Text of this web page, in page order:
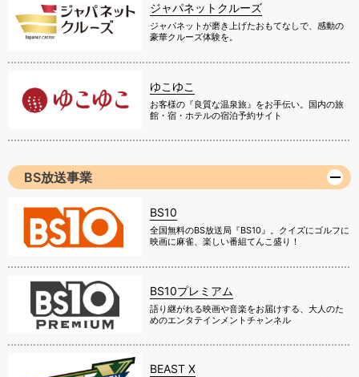
ジャパネットクルーズ
ジャパネットが磨き上げたおもてなしで、感動の
豪華クルーズ体験を。
ゆこゆこ
お客様の『良質な温泉旅』をお手伝い。国内の旅
館・宿・ホテルの宿泊予約サイト
BS放送事業
BS10
全国無料のBS放送局『BS10』。クイズにゴルフに
映画に麻雀、楽しい番組てんこ盛り！
BS10プレミアム
語り継がれる映画や音楽をお届けする、大人のた
めのエンタテインメントチャンネル
BEAST X